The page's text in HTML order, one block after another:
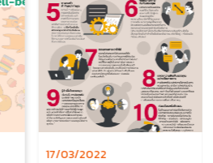
17/03/2022